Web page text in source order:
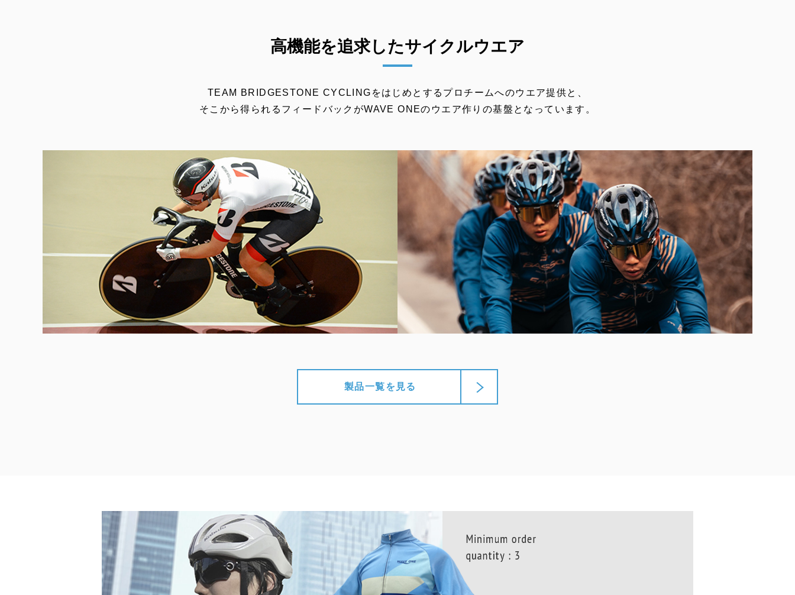
高機能を追求したサイクルウエア
TEAM BRIDGESTONE CYCLINGをはじめとするプロチームへのウエア提供と、
そこから得られるフィードバックがWAVE ONEのウエア作りの基盤となっています。
製品一覧を見る